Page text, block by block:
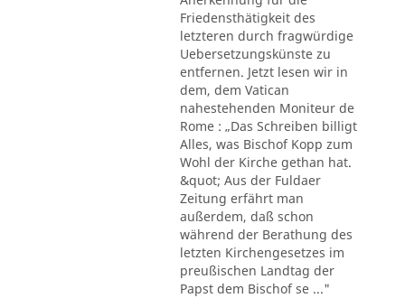
Friedensthätigkeit des
letzteren durch fragwürdige
Uebersetzungskünste zu
entfernen. Jetzt lesen wir in
dem, dem Vatican
nahestehenden Moniteur de
Rome : „Das Schreiben billigt
Alles, was Bischof Kopp zum
Wohl der Kirche gethan hat.
&quot; Aus der Fuldaer
Zeitung erfährt man
außerdem, daß schon
während der Berathung des
letzten Kirchengesetzes im
preußischen Landtag der
Papst dem Bischof se ..."